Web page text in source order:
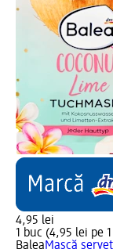
4,95 lei
1 buc (4,95 lei pe
BaleaMască